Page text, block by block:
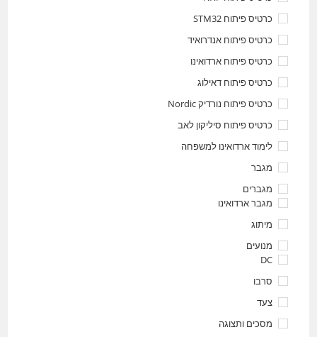
כרטיס פיתוח STM32
כרטיס פיתוח אנדרואיד
כרטיס פיתוח ארדואינו
כרטיס פיתוח דאילוג
כרטיס פיתוח נורדיק Nordic
כרטיס פיתוח סיליקון לאב
לימוד ארדואינו למשפחה
מגבר
מגברים
מגבר ארדואינו
מיתוג
מנועים
DC
סרבו
צעד
מסכים ותצוגה